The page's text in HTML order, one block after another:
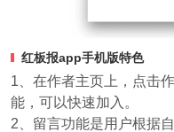
红板报app手机版特色
1、在作者主页上，点击
能，可以快速加入。
2、留言功能是用户根据